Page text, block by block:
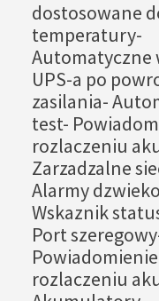
dostosowane
temperatury-
Automatyczne
UPS-a po
zasilania-
test-
rozlaczeniu
Zarzadzalne
Alarmy
Wskaznik
Port
rozlaczeniu